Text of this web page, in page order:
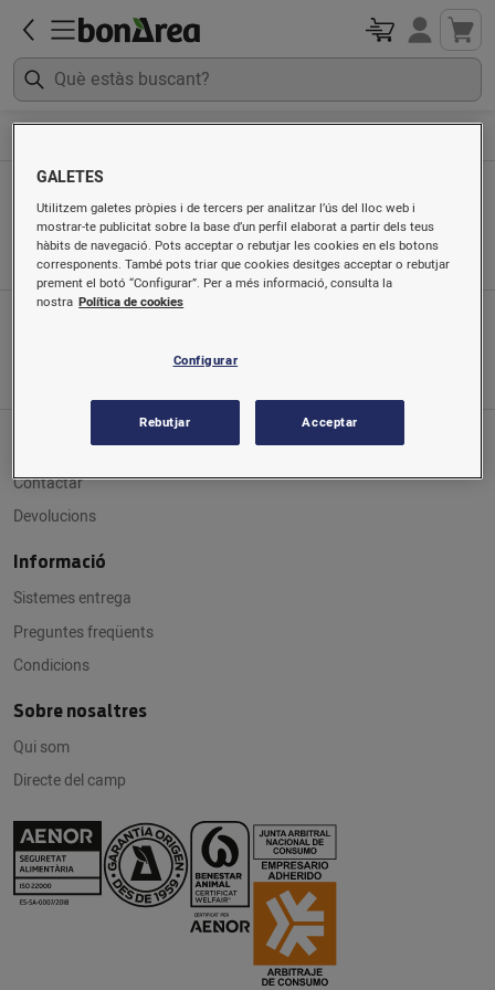
Articles de festa i aniversari
Ordenat per
Servei al client
Contactar
Devolucions
Informació
Sistemes entrega
Preguntes freqüents
Condicions
Sobre nosaltres
Qui som
Directe del camp
GALETES
Utilitzem galetes pròpies i de tercers per analitzar l’ús del lloc web i
mostrar-te publicitat sobre la base d’un perfil elaborat a partir dels teus
hàbits de navegació. Pots acceptar o rebutjar les cookies en els botons
corresponents. També pots triar que cookies desitges acceptar o rebutjar
prement el botó “Configurar”. Per a més informació, consulta la
nostra Política de cookies
Configurar
Rebutjar Acceptar